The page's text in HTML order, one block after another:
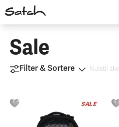
Sale
Filter & Sortere Nulstil alle
SALE